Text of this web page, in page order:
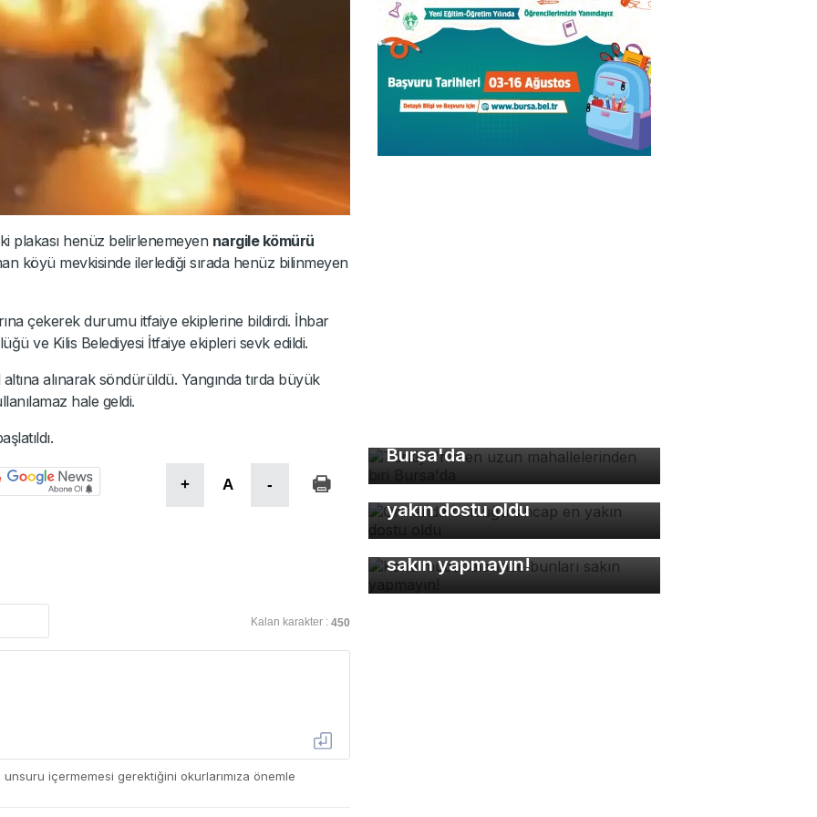
plakası henüz belirlenemeyen nargile kömürü
köyü mevkisinde ilerlediği sırada henüz bilinmeyen
çekerek durumu itfaiye ekiplerine bildirdi. İhbar
ve Kilis Belediyesi İtfaiye ekipleri sevk edildi.
alınarak söndürüldü. Yangında tırda büyük
hale geldi.
+ A -
Kalan karakter : 450
içermemesi gerektiğini okurlarımıza önemle
Bursa'da
Ormanda bulduğu sincap en
yakın dostu oldu
Kene müdahalesinde bunları
sakın yapmayın!